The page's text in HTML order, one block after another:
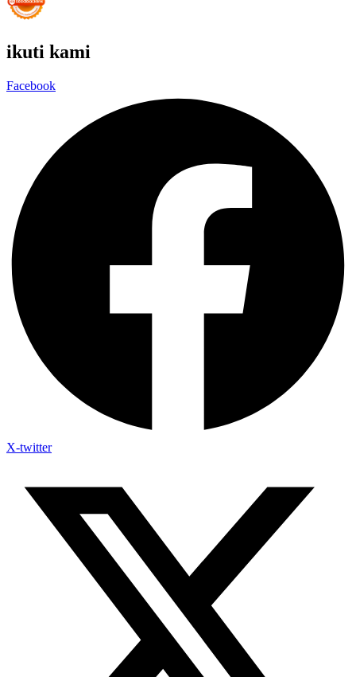
ikuti kami
Facebook
X-twitter